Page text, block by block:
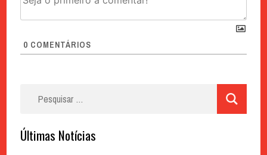
0 COMENTÁRIOS
Últimas Notícias